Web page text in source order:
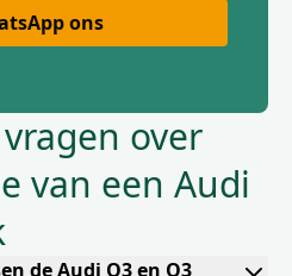
ons
over
van een Audi
de Audi Q3 en Q3